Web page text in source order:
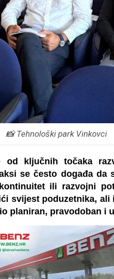
📸 Tehnološki park Vinkovci
od ključnih točaka
se često događa da
ili razvojni
svijest poduzetnika,
planiran, pravodoban i